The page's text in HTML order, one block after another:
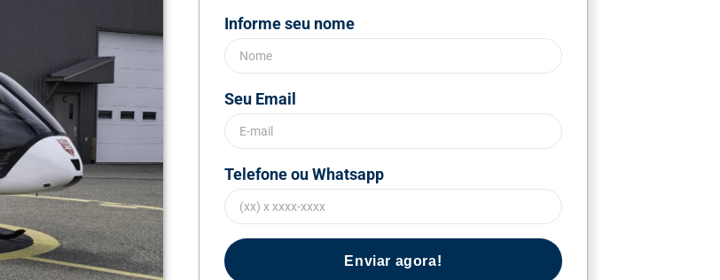
Informe seu nome
Seu Email
Telefone ou Whatsapp
Enviar agora!